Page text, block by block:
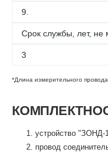
9.
Срок службы, лет, не
3
*Длина измерительного
устройство
провод